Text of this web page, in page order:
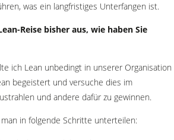
was ein langfristiges Unterfangen ist.
Reise bisher aus, wie haben Sie
ich Lean unbedingt in unserer Organisation
begeistert und versuche dies im
und andere dafür zu gewinnen.
in folgende Schritte unterteilen: